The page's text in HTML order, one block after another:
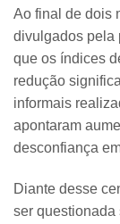
Ao final de dois
divulgados pela
que os índices
redução
informais
apontaram
desconfiança
Diante desse
ser questionada